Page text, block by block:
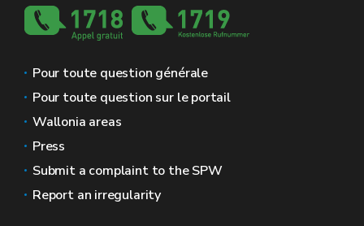
Pour toute question générale
Pour toute question sur le portail
Wallonia areas
Press
Submit a complaint to the SPW
Report an irregularity